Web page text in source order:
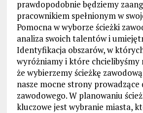
prawdopodobnie będziemy
pracownikiem spełnionym w
Pomocna w wyborze ścieżki
analiza swoich talentów i
Identyfikacja obszarów, w
wyróżniamy i które chcielibyśmy
że wybierzemy ścieżkę
nasze mocne strony prowadzące
zawodowego. W planowaniu
kluczowe jest wybranie miasta,